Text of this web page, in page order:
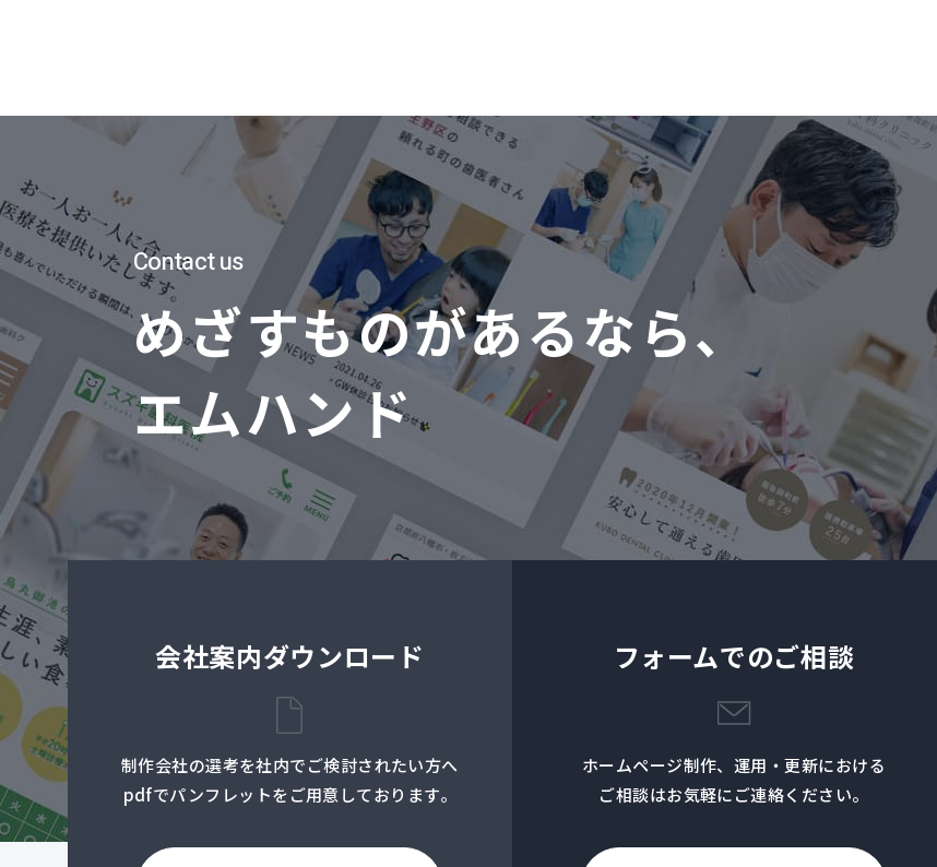
Contact us
めざすものがあるなら、
エムハンド
会社案内ダウンロード
制作会社の選考を社内でご検討されたい方へ
pdfでパンフレットをご用意しております。
フォームでのご相談
ホームページ制作、運用・更新における
ご相談はお気軽にご連絡ください。